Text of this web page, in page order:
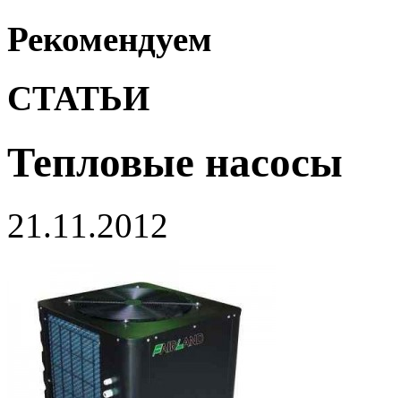
Рекомендуем
СТАТЬИ
Тепловые насосы
21.11.2012